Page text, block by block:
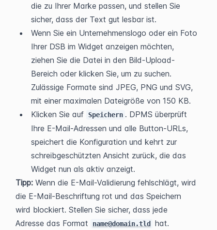
die zu Ihrer Marke passen, und stellen Sie
sicher, dass der Text gut lesbar ist.
Wenn Sie ein Unternehmenslogo oder ein Foto
Ihrer DSB im Widget anzeigen möchten,
ziehen Sie die Datei in den Bild-Upload-
Bereich oder klicken Sie, um zu suchen.
Zulässige Formate sind JPEG, PNG und SVG,
mit einer maximalen Dateigröße von 150 KB.
Klicken Sie auf
Speichern . DPMS überprüft
Ihre E-Mail-Adressen und alle Button-URLs,
speichert die Konfiguration und kehrt zur
schreibgeschützten Ansicht zurück, die das
Widget nun als aktiv anzeigt.
Tipp: Wenn die E-Mail-Validierung fehlschlägt, wird
die E-Mail-Beschriftung rot und das Speichern
wird blockiert. Stellen Sie sicher, dass jede
Adresse das Format
name@domain.tld
hat.